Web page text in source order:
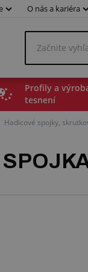
O nás a kariéra
Profily a
tesnení
Hadicové spojky,